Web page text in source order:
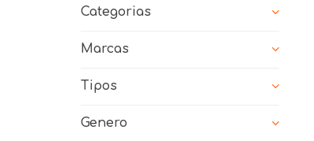
Categorias
Marcas
Tipos
Genero